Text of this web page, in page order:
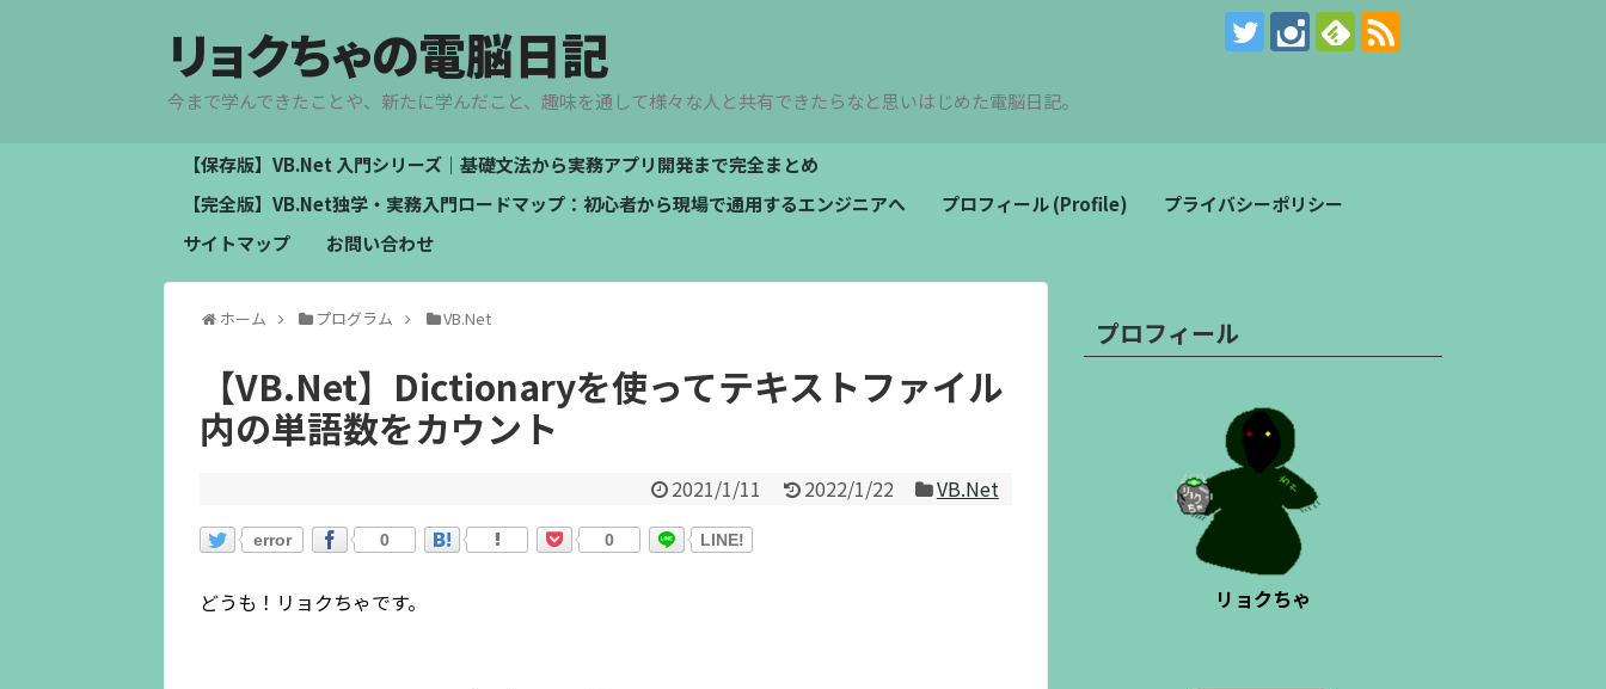
リョクちゃの電脳日記
今まで学んできたことや、新たに学んだこと、趣味を通して様々な人と共有できたらなと思いはじめた電脳日記。
【保存版】VB.Net 入門シリーズ｜基礎文法から実務アプリ開発まで完全まとめ
【完全版】VB.Net独学・実務入門ロードマップ：初心者から現場で通用するエンジニアへ
プロフィール (Profile)
プライバシーポリシー
サイトマップ
お問い合わせ
ホーム プログラム VB.Net
【VB.Net】Dictionaryを使ってテキストファイル
内の単語数をカウント
2021/1/11 2022/1/22 VB.Net
error 0 0 LINE!
どうも！リョクちゃです。
プロフィール
リョクちゃ